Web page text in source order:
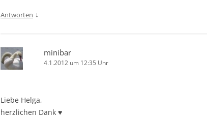
Antworten ↓
minibar
4.1.2012 um 12:35 Uhr
Liebe Helga,
herzlichen Dank ♥